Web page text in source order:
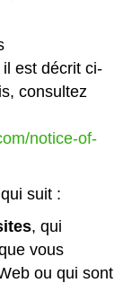
est décrit ci-
consultez
notice-of-
suit :
, qui
vous
ou qui sont